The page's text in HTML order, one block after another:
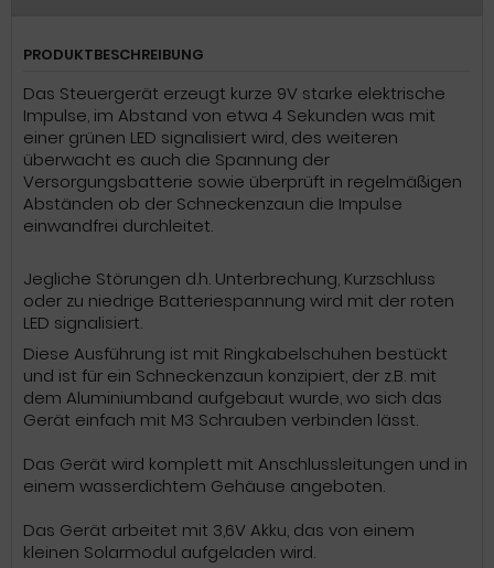
PRODUKTBESCHREIBUNG
Das Steuergerät erzeugt kurze 9V starke elektrische
Impulse, im Abstand von etwa 4 Sekunden was mit
einer grünen LED signalisiert wird, des weiteren
überwacht es auch die Spannung der
Versorgungsbatterie sowie überprüft in regelmäßigen
Abständen ob der Schneckenzaun die Impulse
einwandfrei durchleitet.
Jegliche Störungen d.h. Unterbrechung, Kurzschluss
oder zu niedrige Batteriespannung wird mit der roten
LED signalisiert.
Diese Ausführung ist mit Ringkabelschuhen bestückt
und ist für ein Schneckenzaun konzipiert, der z.B. mit
dem Aluminiumband aufgebaut wurde, wo sich das
Gerät einfach mit M3 Schrauben verbinden lässt.
Das Gerät wird komplett mit Anschlussleitungen und in
einem wasserdichtem Gehäuse angeboten.
Das Gerät arbeitet mit 3,6V Akku, das von einem
kleinen Solarmodul aufgeladen wird.